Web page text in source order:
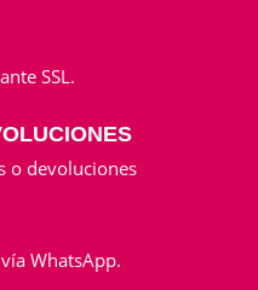
SSL.
o devoluciones
WhatsApp.